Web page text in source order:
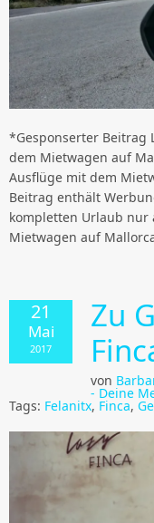
*Gesponserter Beitrag
dem Mietwagen auf
Ausflüge mit dem
Beitrag enthält
kompletten Urlaub nur
Mietwagen auf
21
Mai
2017
Zu
von
- Deine
Tags: Felanitx, Finca,